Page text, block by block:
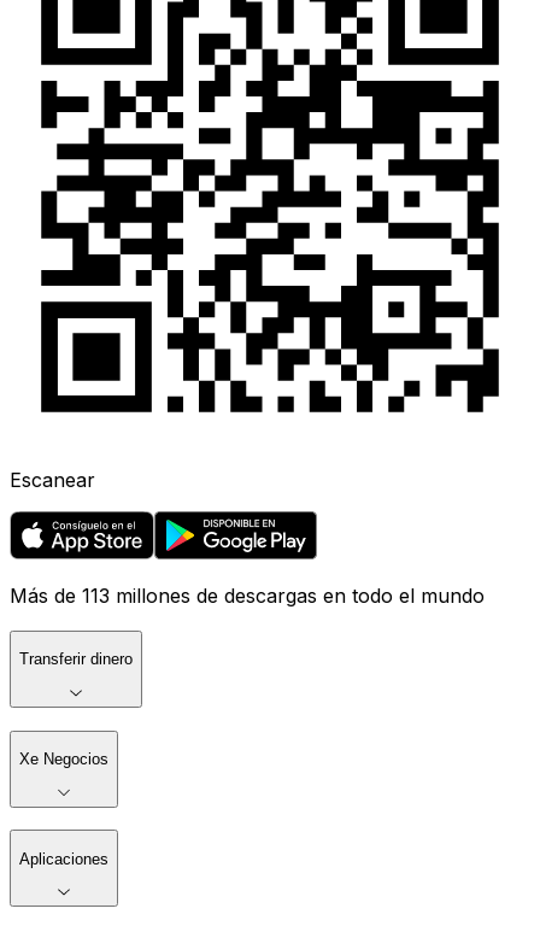
Escanear
Más de 113 millones de descargas en todo el mundo
Transferir dinero
Xe Negocios
Aplicaciones